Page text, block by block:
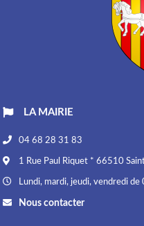
LA MAIRIE
04 68 28 31 83
1 Rue Paul Riquet * 66510
Lundi, mardi, jeudi, vendredi
Nous contacter